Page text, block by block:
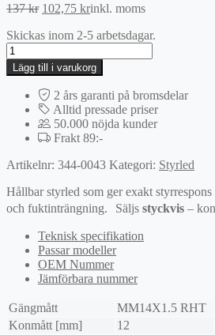
137kr Det
priset
137 kr.
102,75 krDet
priset
102,75 kr.
inkl. moms
Skickas inom 2-5 arbetsdagar.
Parallellstagsled
mängd
Lägg till i varukorg
2 års garanti på bromsdelar
Alltid pressade priser
50.000 nöjda kunder
Frakt 89:-
Artikelnr: 344-0043 Kategori: Styrled
Hållbar styrled som ger exakt
och fuktinträngning. Säljs styckvis –
Teknisk specifikation
Passar modeller
OEM Nummer
Jämförbara nummer
Gängmått
MM14X1.5 RHT
Konmått [mm]
12